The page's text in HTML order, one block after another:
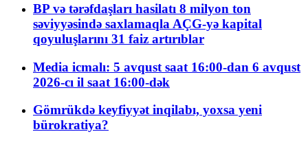
BP və tərəfdaşları hasilatı 8 milyon ton
səviyyəsində saxlamaqla AÇG-yə kapital
qoyuluşlarını 31 faiz artırıblar
Media icmalı: 5 avqust saat 16:00-dan 6 avqust
2026-cı il saat 16:00-dək
Gömrükdə keyfiyyət inqilabı, yoxsa yeni
bürokratiya?